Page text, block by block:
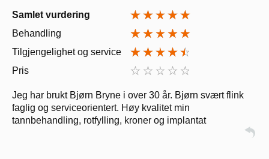
Samlet vurdering
Behandling
Tilgjengelighet og service
Pris
Jeg har brukt Bjørn Bryne i over 30 år. Bjørn svært flink
faglig og serviceorientert. Høy kvalitet min
tannbehandling, rotfylling, kroner og implantat